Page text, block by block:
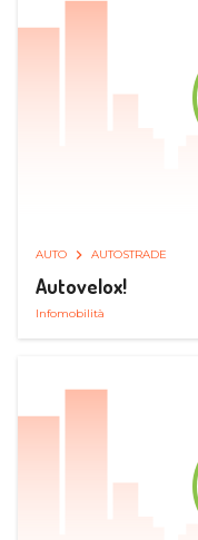
AUTO AUTOSTRADE
Autovelox!
Infomobilità